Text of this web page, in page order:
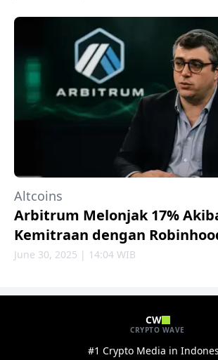
Altcoins
Arbitrum Melonjak 17%
Kemitraan dengan
June 30, 2025 | 14:04 WIB
CW
CRYPTO WAVE
#1 Crypto Media in